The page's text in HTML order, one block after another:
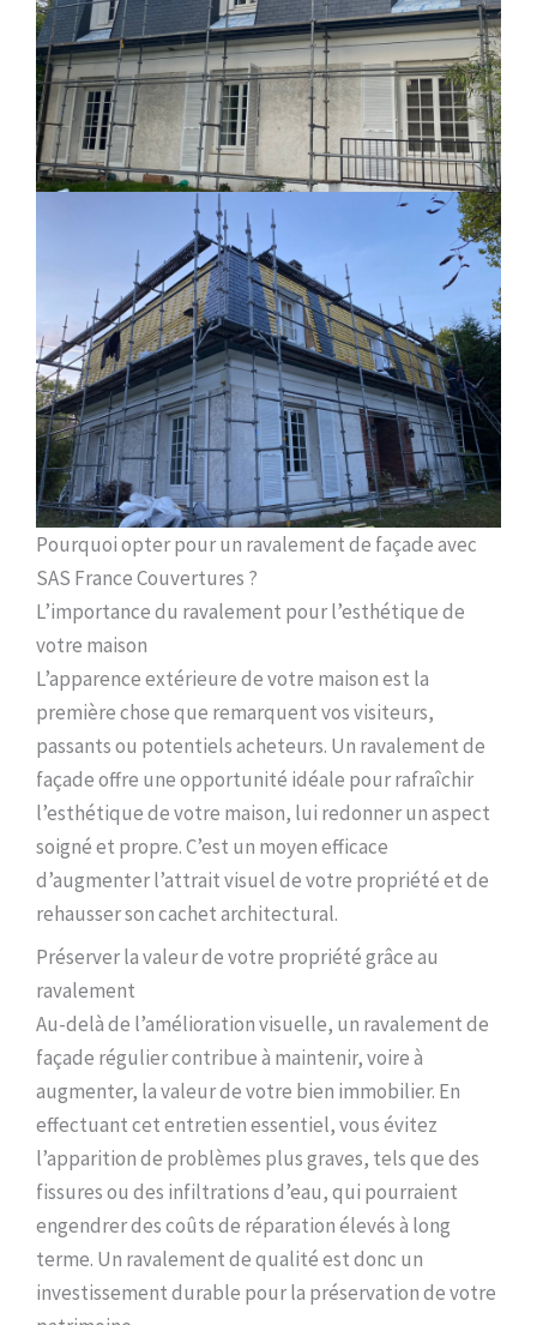
Pourquoi opter pour un ravalement de façade avec
SAS France Couvertures ?
L’importance du ravalement pour l’esthétique de
votre maison
L’apparence extérieure de votre maison est la
première chose que remarquent vos visiteurs,
passants ou potentiels acheteurs. Un ravalement de
façade offre une opportunité idéale pour rafraîchir
l’esthétique de votre maison, lui redonner un aspect
soigné et propre. C’est un moyen efficace
d’augmenter l’attrait visuel de votre propriété et de
rehausser son cachet architectural.
Préserver la valeur de votre propriété grâce au
ravalement
Au-delà de l’amélioration visuelle, un ravalement de
façade régulier contribue à maintenir, voire à
augmenter, la valeur de votre bien immobilier. En
effectuant cet entretien essentiel, vous évitez
l’apparition de problèmes plus graves, tels que des
fissures ou des infiltrations d’eau, qui pourraient
engendrer des coûts de réparation élevés à long
terme. Un ravalement de qualité est donc un
investissement durable pour la préservation de votre